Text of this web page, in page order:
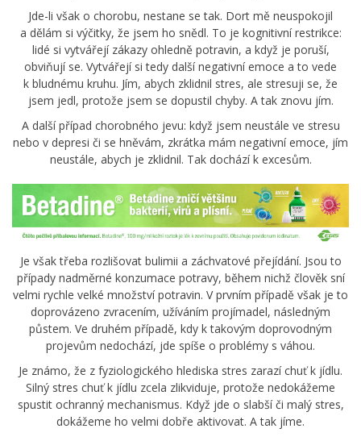
Jde-li však o chorobu, nestane se tak. Dort mě neuspokojil
a dělám si výčitky, že jsem ho snědl. To je kognitivní restrikce:
lidé si vytvářejí zákazy ohledně potravin, a když je poruší,
obviňují se. Vytvářejí si tedy další negativní emoce a to vede
k bludnému kruhu. Jím, abych zklidnil stres, ale stresuji se, že
jsem jedl, protože jsem se dopustil chyby. A tak znovu jím.
A další případ chorobného jevu: když jsem neustále ve stresu
nebo v depresi či se hněvám, zkrátka mám negativní emoce, jím
neustále, abych je zklidnil. Tak dochází k excesům.
Je však třeba rozlišovat bulimii a záchvatové přejídání. Jsou to
případy nadměrné konzumace potravy, během nichž člověk sní
velmi rychle velké množství potravin. V prvním případě však je to
doprovázeno zvracením, užíváním projímadel, následným
půstem. Ve druhém případě, kdy k takovým doprovodným
projevům nedochází, jde spíše o problémy s váhou.
Je známo, že z fyziologického hlediska stres zarazí chuť k jídlu.
Silný stres chuť k jídlu zcela zlikviduje, protože nedokážeme
spustit ochranný mechanismus. Když jde o slabší či malý stres,
dokážeme ho velmi dobře aktivovat. A tak jíme.